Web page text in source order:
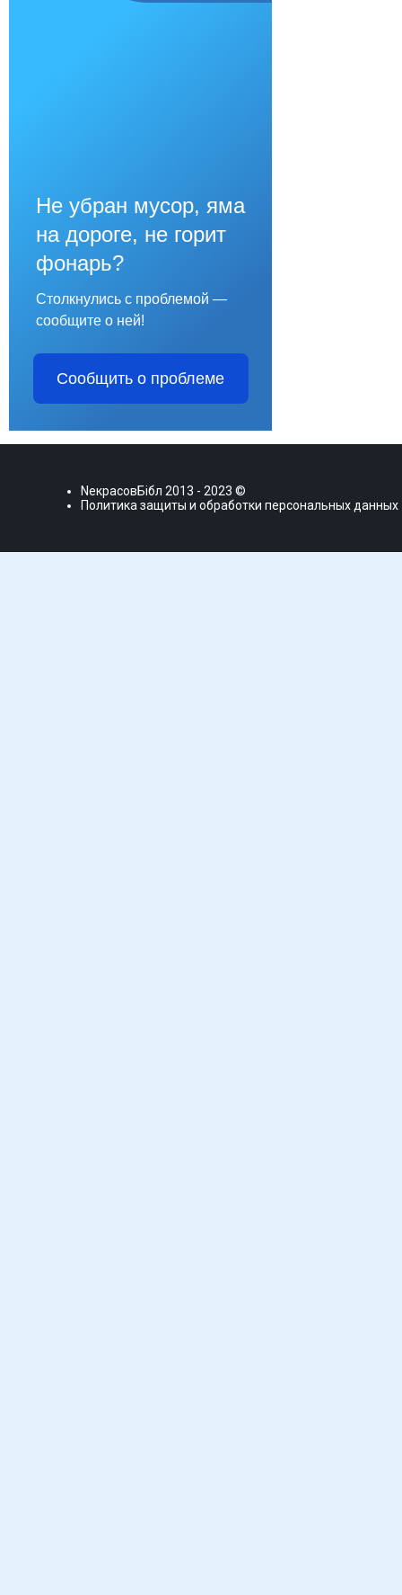
Не убран мусор, яма
на дороге, не горит
фонарь?
Столкнулись с проблемой —
сообщите о ней!
Сообщить о проблеме
NекрасовБiбл 2013 - 2023 ©
Политика защиты и обработки персональных данных